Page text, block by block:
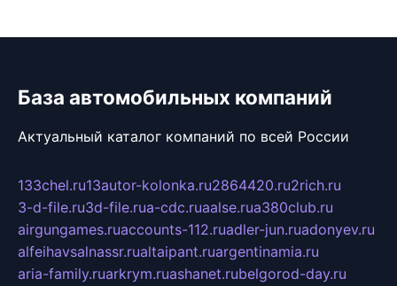
База автомобильных компаний
Актуальный каталог компаний по всей России
133chel.ru13autor-kolonka.ru2864420.ru2rich.ru
3-d-file.ru3d-file.rua-cdc.ruaalse.rua380club.ru
airgungames.ruaccounts-112.ruadler-jun.ruadonyev.ru
alfeihavsalnassr.rualtaipant.ruargentinamia.ru
aria-family.ruarkrym.ruashanet.rubelgorod-day.ru